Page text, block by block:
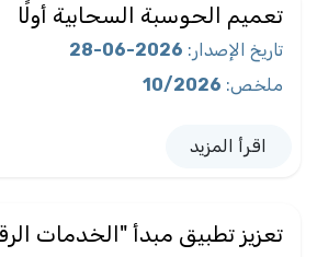
تعميم الحوسبة السحابية أولًا
تاريخ الإصدار :
2026-06-28
ملخص:
10/2026
اقرأ المزيد
تعزيز تطبيق مبدأ "الخدمات